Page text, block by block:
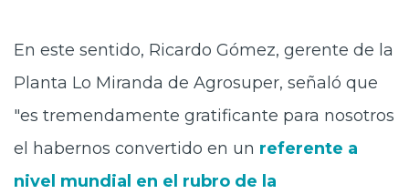
En este sentido, Ricardo Gómez, gerente de la
Planta Lo Miranda de Agrosuper, señaló que
"es tremendamente gratificante para nosotros
el habernos convertido en un referente a
nivel mundial en el rubro de la